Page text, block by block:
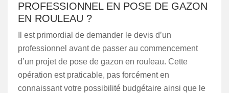
PROFESSIONNEL EN POSE DE GAZON
EN ROULEAU ?
Il est primordial de demander le devis d’un
professionnel avant de passer au commencement
d’un projet de pose de gazon en rouleau. Cette
opération est praticable, pas forcément en
connaissant votre possibilité budgétaire ainsi que le